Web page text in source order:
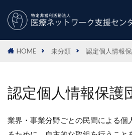
HOME 未分類 認定個人情報
認定個人情報保護
業界・事業分野ごとの民間による個